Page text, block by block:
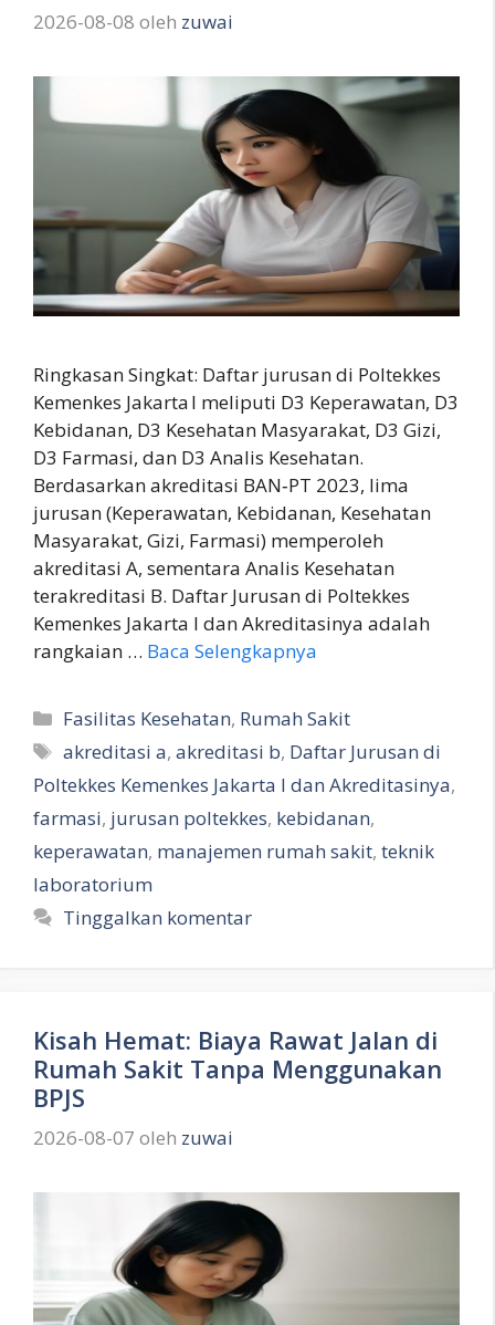
2026-08-08 oleh zuwai
Ringkasan Singkat: Daftar jurusan di Poltekkes
Kemenkes Jakarta I meliputi D3 Keperawatan, D3
Kebidanan, D3 Kesehatan Masyarakat, D3 Gizi,
D3 Farmasi, dan D3 Analis Kesehatan.
Berdasarkan akreditasi BAN‑PT 2023, lima
jurusan (Keperawatan, Kebidanan, Kesehatan
Masyarakat, Gizi, Farmasi) memperoleh
akreditasi A, sementara Analis Kesehatan
terakreditasi B. Daftar Jurusan di Poltekkes
Kemenkes Jakarta I dan Akreditasinya adalah
rangkaian … Baca Selengkapnya
Kategori
Fasilitas Kesehatan, Rumah Sakit
Tag
akreditasi a,akreditasi b, Daftar Jurusan di
Poltekkes Kemenkes Jakarta I dan Akreditasinya,
farmasi, jurusan poltekkes, kebidanan,
keperawatan, manajemen rumah sakit, teknik
laboratorium
Tinggalkan komentar
Kisah Hemat: Biaya Rawat Jalan di
Rumah Sakit Tanpa Menggunakan
BPJS
2026-08-07 oleh zuwai